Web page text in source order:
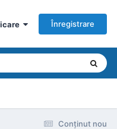
Înregistrare
Conţinut nou